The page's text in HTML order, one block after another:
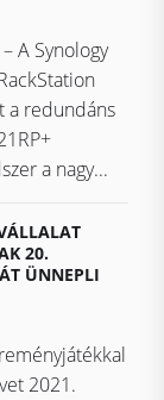
A Synology
a redundáns
a nagy...
20.
ÜNNEPLI
​​​​​​​2021.